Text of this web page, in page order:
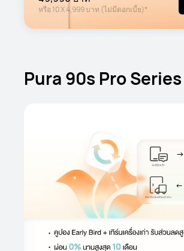
หรือ 10X4,999 บาท (ไม่มีดอกเบี้ย)*
Pura 90s Pro